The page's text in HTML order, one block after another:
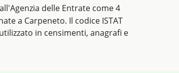
delle Entrate come 4
a Carpeneto. Il codice ISTAT
in censimenti, anagrafi e